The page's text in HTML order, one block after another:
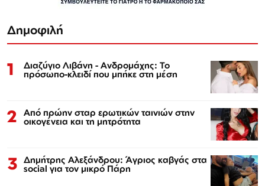
Δημοφιλή
1 Διαζύγιο Λιβάνη - Ανδρομάχης: Το
πρόσωπο-κλειδί που μπήκε στη μέση
2 Από πρώην σταρ ερωτικών ταινιών στην
οικογένεια και τη μητρότητα
3 Δημήτρης Αλεξάνδρου: Άγριος καβγάς στα
social για τον μικρό Πάρη